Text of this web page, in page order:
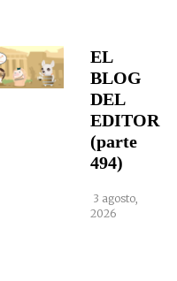
EL
BLOG
DEL
EDITOR
(parte
494)
3 agosto,
2026